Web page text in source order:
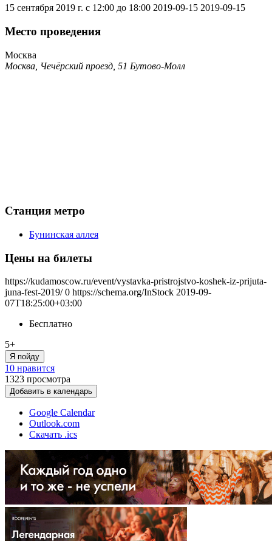
15 сентября 2019 г. с 12:00 до 18:00 2019-09-15 2019-09-15
Место проведения
Москва
Москва, Чечёрский проезд, 51 Бутово-Молл
Станция метро
Бунинская аллея
Цены на билеты
https://kudamoscow.ru/event/vystavka-pristrojstvo-koshek-iz-prijuta-
juna-fest-2019/ 0 https://schema.org/InStock 2019-09-
07T18:25:00+03:00
Бесплатно
5+
Я пойду
10 нравится
1323 просмотра
Добавить в календарь
Google Calendar
Outlook.com
Скачать .ics